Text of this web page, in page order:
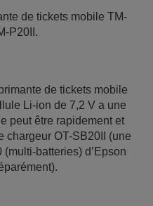
de tickets mobile TM-
P20II.
de tickets mobile
Li-ion de 7,2 V a une
peut être rapidement et
chargeur OT-SB20II (une
batteries) d’Epson